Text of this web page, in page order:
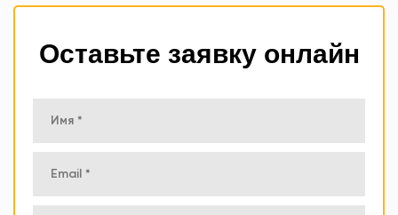
Оставьте заявку онлайн